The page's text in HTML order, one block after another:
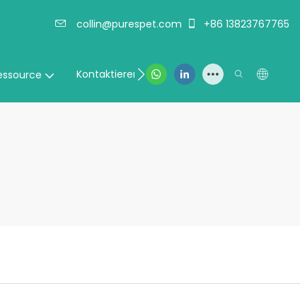
collin@purespet.com +86 13823767765
Kontaktieren Sie uns